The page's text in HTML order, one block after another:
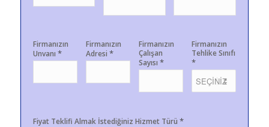
Firmanızın
Unvanı *
Firmanızın
Adresi *
Firmanızın
Çalışan
Sayısı *
Firmanızın
Tehlike Sınıfı
*
Fiyat Teklifi Almak İstediğiniz Hizmet Türü *